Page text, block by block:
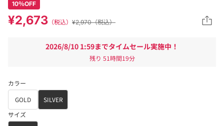
10％OFF
¥2,673 （税込） ¥2,970（税込）
2026/8/10 1:59までタイムセール実施中！
残り 51時間19分
カラー
GOLD
SILVER
サイズ